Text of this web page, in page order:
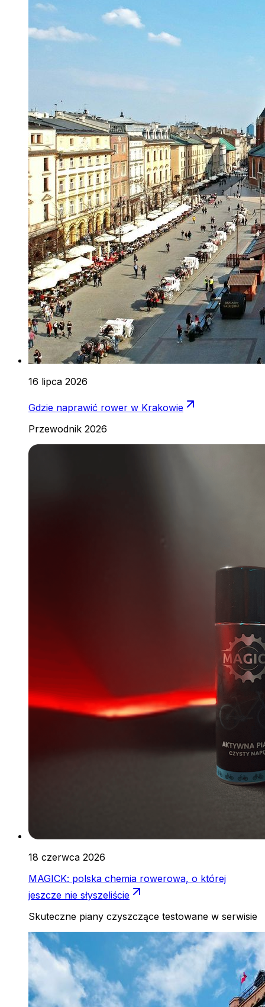
16 lipca 2026
Gdzie naprawić rower w Krakowie
Przewodnik 2026
18 czerwca 2026
MAGICK: polska chemia rowerowa, o której
jeszcze nie słyszeliście
Skuteczne piany czyszczące testowane w serwisie